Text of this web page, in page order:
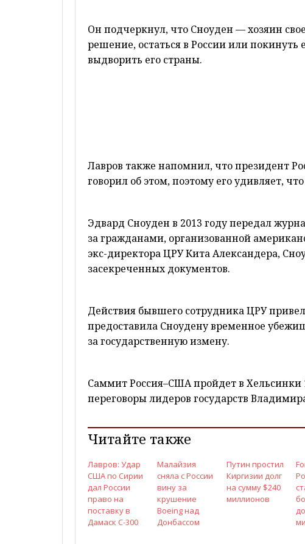
Он подчеркнул, что Сноуден — хозяин
решение, остаться в России или покинуть
выдворить его страны.
Лавров также напомнил, что президент
говорил об этом, поэтому его удивляет,
Эдвард Сноуден в 2013 году передал
за гражданами, организованной
экс-директора ЦРУ Кита Александера,
засекреченных документов.
Действия бывшего сотрудника ЦРУ
предоставила Сноудену временное
за государственную измену.
Саммит Россия–США пройдет в Хельсинки
переговоры лидеров государств
Читайте также
Лавров: Удар
США по Сирии
дал России
право на
поставку в
Дамаск С-300
Малайзия
сняла с России
вину за
крушение
Boeing над
Донбассом
Путин простил
Киргизии долг
на сумму $240
миллионов